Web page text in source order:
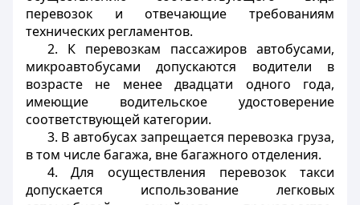
перевозок и отвечающие требованиям
технических регламентов.
2. К перевозкам пассажиров автобусами,
микроавтобусами допускаются водители в
возрасте не менее двадцати одного года,
имеющие водительское удостоверение
соответствующей категории.
3. В автобусах запрещается перевозка груза,
в том числе багажа, вне багажного отделения.
4. Для осуществления перевозок такси
допускается использование легковых